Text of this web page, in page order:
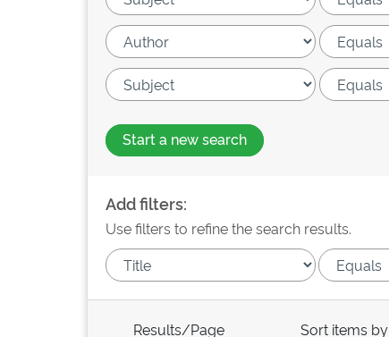
Start a new search
Add filters:
Use filters to refine the search results.
Results/Page Sort items by